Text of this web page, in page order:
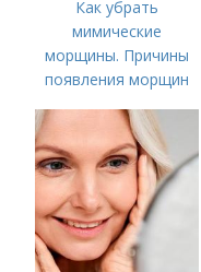
Как убрать
мимические
морщины. Причины
появления морщин